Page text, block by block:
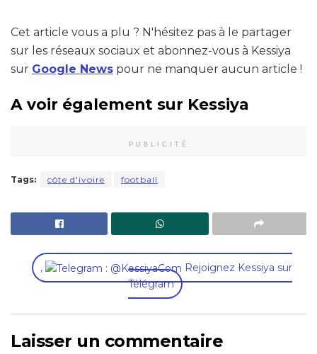
Cet article vous a plu ? N'hésitez pas à le partager
sur les réseaux sociaux et abonnez-vous à Kessiya
sur Google News pour ne manquer aucun article !
A voir également sur Kessiya
PUBLICITÉ
Tags: côte d'ivoire football
,
Rejoignez Kessiya sur
Télégram
Laisser un commentaire